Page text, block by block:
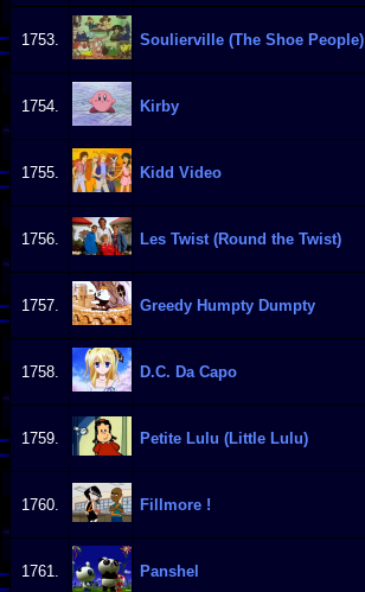
1753. Soulierville (The Shoe People)
1754. Kirby
1755. Kidd Video
1756. Les Twist (Round the Twist)
1757. Greedy Humpty Dumpty
1758. D.C. Da Capo
1759. Petite Lulu (Little Lulu)
1760. Fillmore !
1761. Panshel